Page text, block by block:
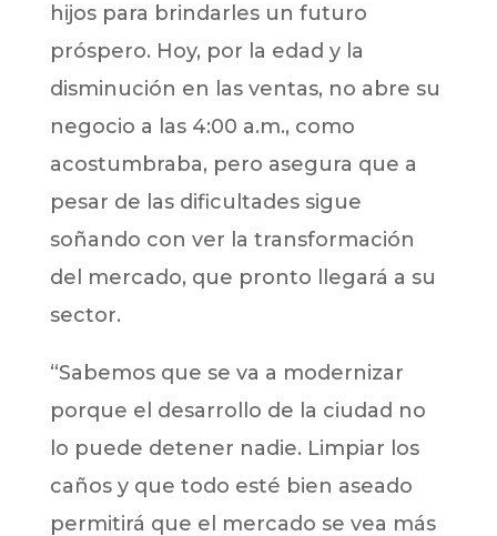
hijos para brindarles un futuro
próspero. Hoy, por la edad y la
disminución en las ventas, no abre su
negocio a las 4:00 a.m., como
acostumbraba, pero asegura que a
pesar de las dificultades sigue
soñando con ver la transformación
del mercado, que pronto llegará a su
sector.
“Sabemos que se va a modernizar
porque el desarrollo de la ciudad no
lo puede detener nadie. Limpiar los
caños y que todo esté bien aseado
permitirá que el mercado se vea más